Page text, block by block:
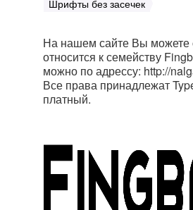
Шрифты без засечек
На нашем сайте Вы можете
относится к семейству
можно по адрессу: http://
Все права принадлежат
платный.